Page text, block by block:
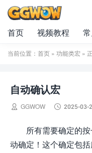
首页 视频教程
当前位置： 首页 » 功能类宏 »
自动确认宏
 GGWOW  2025-03-
所有需要确定的
动确定！这个确定包